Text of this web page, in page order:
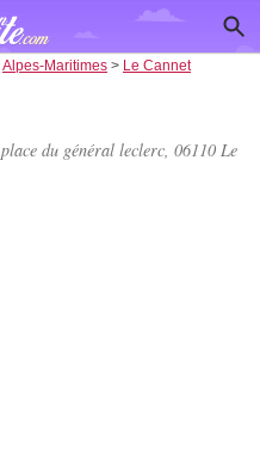
Alpes-Maritimes > Le Cannet
place du général leclerc, 06110 Le